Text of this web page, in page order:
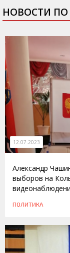
НОВОСТИ ПО
12.07.2023
Александр
выборов на
ПОЛИТИКА